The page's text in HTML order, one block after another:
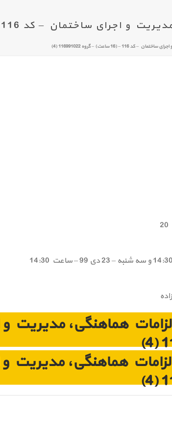
ساختمان – کد 116 – (16 ساعت) – گروه 116991022 (4)
– (16 ساعت) – گروه 116991022 (4)